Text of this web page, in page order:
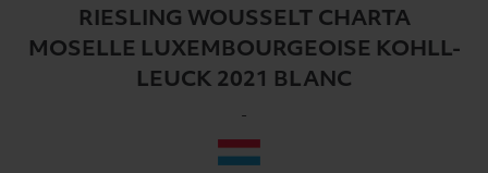
RIESLING WOUSSELT CHARTA
MOSELLE LUXEMBOURGEOISE KOHLL-
LEUCK 2021 BLANC
-